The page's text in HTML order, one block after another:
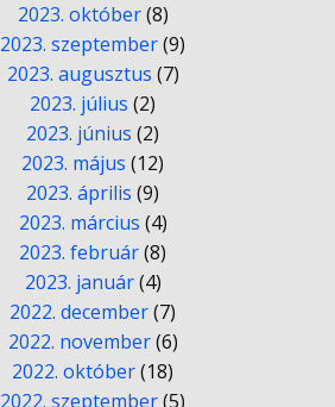
2023. október(8)
2023. szeptember(9)
2023. augusztus (7)
2023. július (2)
2023. június (2)
2023. május (12)
2023. április (9)
2023. március (4)
2023. február(8)
2023. január(4)
2022. december(7)
2022. november(6)
2022. október(18)
2022. szeptember(5)